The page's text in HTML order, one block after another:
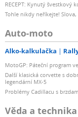
RECEPT: Kynutý švestkový
Tohle nikdy neříkejte!
Auto-moto
Alko-kalkulačka
MotoGP: Páteční program
Další klasická corvette s
legendární MX-5
Problémy Cadillacu s
Věda a technika